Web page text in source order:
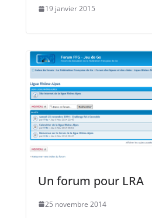
19 janvier 2015
Un forum pour LRA
25 novembre 2014